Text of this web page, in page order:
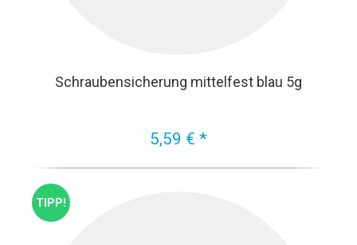
Schraubensicherung mittelfest blau 5g
5,59 € *
TIPP!